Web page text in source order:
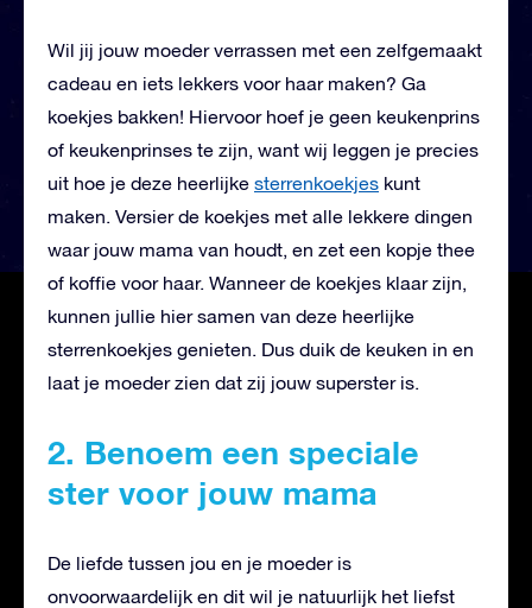
Wil jij jouw moeder verrassen met een zelfgemaakt
cadeau en iets lekkers voor haar maken? Ga
koekjes bakken! Hiervoor hoef je geen keukenprins
of keukenprinses te zijn, want wij leggen je precies
uit hoe je deze heerlijke sterrenkoekjes kunt
maken. Versier de koekjes met alle lekkere dingen
waar jouw mama van houdt, en zet een kopje thee
of koffie voor haar. Wanneer de koekjes klaar zijn,
kunnen jullie hier samen van deze heerlijke
sterrenkoekjes genieten. Dus duik de keuken in en
laat je moeder zien dat zij jouw superster is.
2. Benoem een speciale
ster voor jouw mama
De liefde tussen jou en je moeder is
onvoorwaardelijk en dit wil je natuurlijk het liefst